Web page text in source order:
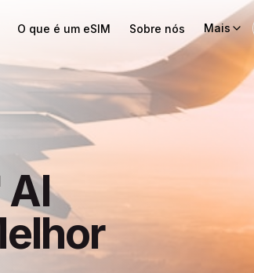
O que é um eSIM Sobre nós Mais
AI